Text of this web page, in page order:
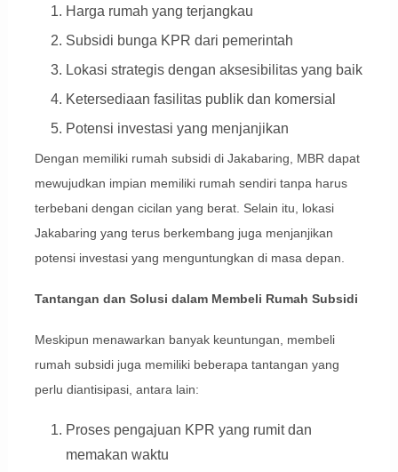
Harga rumah yang terjangkau
Subsidi bunga KPR dari pemerintah
Lokasi strategis dengan aksesibilitas yang baik
Ketersediaan fasilitas publik dan komersial
Potensi investasi yang menjanjikan
Dengan memiliki rumah subsidi di Jakabaring, MBR dapat
mewujudkan impian memiliki rumah sendiri tanpa harus
terbebani dengan cicilan yang berat. Selain itu, lokasi
Jakabaring yang terus berkembang juga menjanjikan
potensi investasi yang menguntungkan di masa depan.
Tantangan dan Solusi dalam Membeli Rumah Subsidi
Meskipun menawarkan banyak keuntungan, membeli
rumah subsidi juga memiliki beberapa tantangan yang
perlu diantisipasi, antara lain:
Proses pengajuan KPR yang rumit dan
memakan waktu